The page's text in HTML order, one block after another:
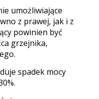
umożliwiające
z prawej, jak i z
powinien być
grzejnika,
spadek mocy